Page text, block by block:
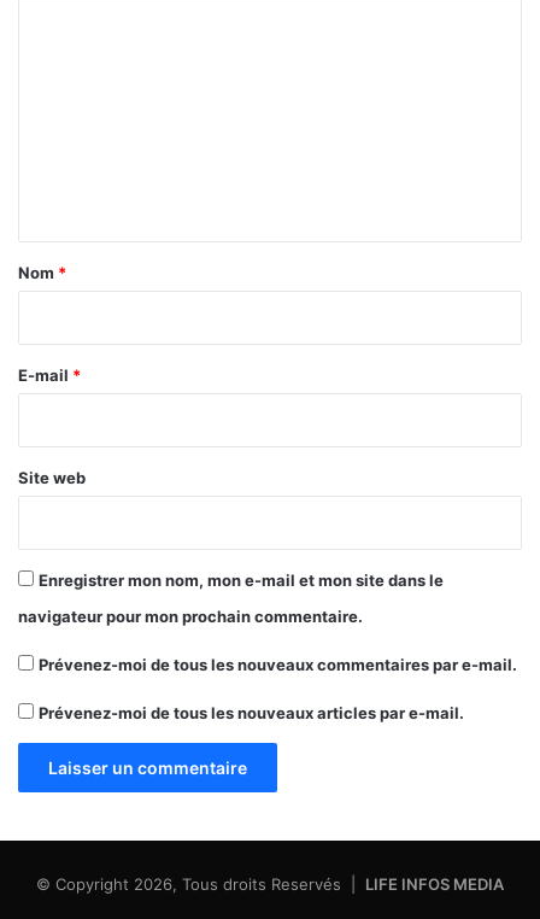
a
e
Nom *
E-mail *
Site web
Enregistrer mon nom, mon e-mail et mon site dans le
navigateur pour mon prochain commentaire.
Prévenez-moi de tous les nouveaux commentaires par e-mail.
Prévenez-moi de tous les nouveaux articles par e-mail.
© Copyright 2026, Tous droits Reservés | LIFE INFOS MEDIA